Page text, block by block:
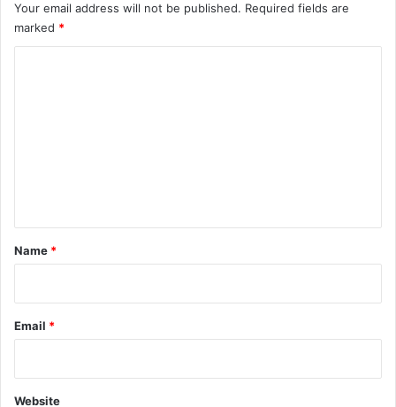
Your email address will not be published. Required fields are
marked *
*
Name *
Email *
Website